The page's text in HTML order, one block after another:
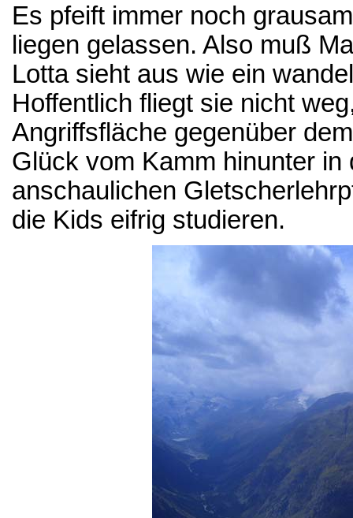
Es pfeift immer noch
liegen gelassen. Also muß
Lotta sieht aus wie ein
Hoffentlich fliegt sie nicht
Angriffsfläche gegenüber
Glück vom Kamm hinunter
anschaulichen
die Kids eifrig studieren.